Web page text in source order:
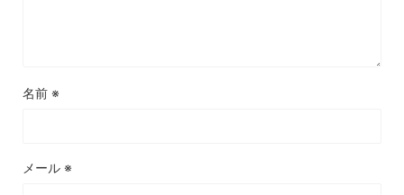
名前 ※
メール ※